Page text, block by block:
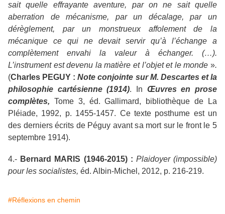
sait quelle effrayante aventure, par on ne sait quelle
aberration de mécanisme, par un décalage, par un
dérèglement, par un monstrueux affolement de la
mécanique ce qui ne devait servir qu’à l’échange a
complètement envahi la valeur à échanger. (…).
L’instrument est devenu la matière et l’objet et le monde ».
(Charles PEGUY :Note conjointe sur M. Descartes et la
philosophie cartésienne (1914). In Œuvres en prose
complètes, Tome 3, éd. Gallimard, bibliothèque de La
Pléiade, 1992, p. 1455-1457. Ce texte posthume est un
des derniers écrits de Péguy avant sa mort sur le front le 5
septembre 1914).
4.- Bernard MARIS (1946-2015) : Plaidoyer (impossible)
pour les socialistes, éd. Albin-Michel, 2012, p. 216-219.
#Réflexions en chemin